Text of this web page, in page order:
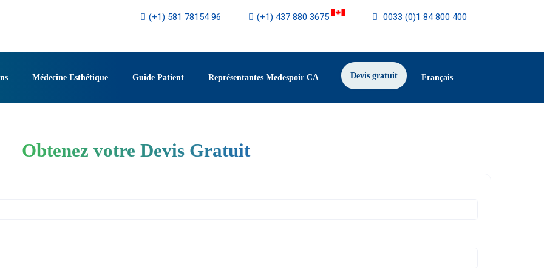
(+1) 581 78154 96 (+1) 437 880 3675 0033 (0)1 84 800 400
Médecine Esthétique Guide Patient Représentantes Medespoir CA Devis gratuit Français
Obtenez votre Devis Gratuit